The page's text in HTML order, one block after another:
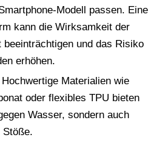
Modell passen. Eine
kann die Wirksamkeit der
und das Risiko
erhöhen.
Hochwertige Materialien wie
oder flexibles TPU bieten
Wasser, sondern auch
Stöße.